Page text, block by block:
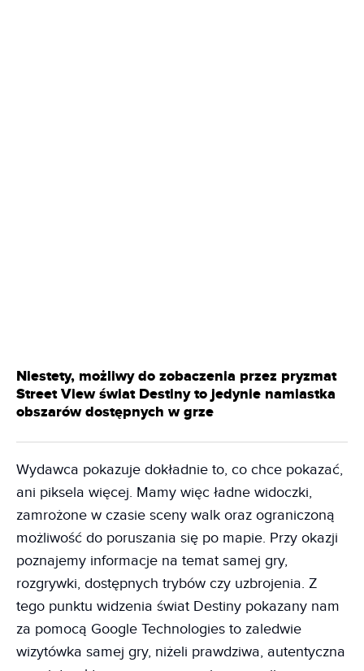
Niestety, możliwy do zobaczenia przez pryzmat
Street View świat Destiny to jedynie namiastka
obszarów dostępnych w grze
Wydawca pokazuje dokładnie to, co chce pokazać,
ani piksela więcej. Mamy więc ładne widoczki,
zamrożone w czasie sceny walk oraz ograniczoną
możliwość do poruszania się po mapie. Przy okazji
poznajemy informacje na temat samej gry,
rozgrywki, dostępnych trybów czy uzbrojenia. Z
tego punktu widzenia świat Destiny pokazany nam
za pomocą Google Technologies to zaledwie
wizytówka samej gry, niżeli prawdziwa, autentyczna